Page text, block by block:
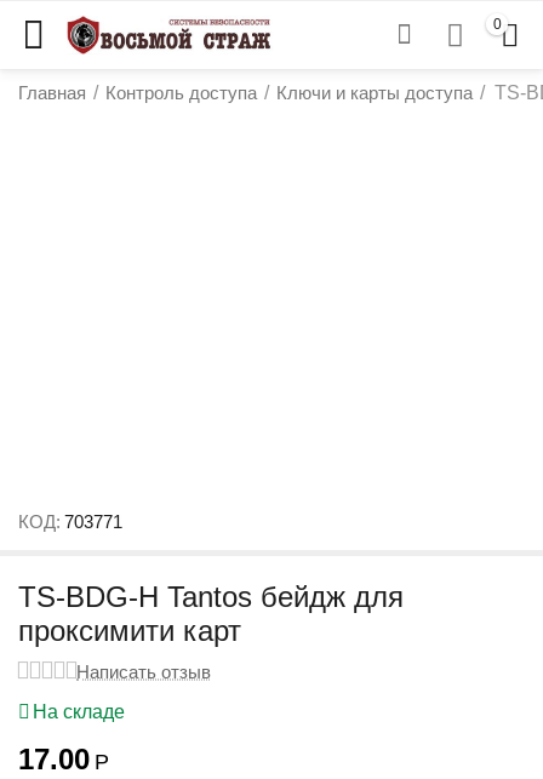
0
Главная / Контроль доступа / Ключи и карты доступа / TS-
КОД: 703771
TS-BDG-H Tantos бейдж для
проксимити карт
Написать отзыв
На складе
17.00 Р